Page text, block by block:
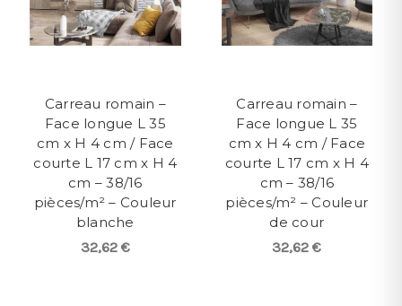
Carreau romain –
Face longue L 35
cm x H 4 cm / Face
courte L 17 cm x H 4
cm – 38/16
pièces/m² – Couleur
blanche
32,62 €
Carreau romain –
Face longue L 35
cm x H 4 cm / Face
courte L 17 cm x H 4
cm – 38/16
pièces/m² – Couleur
de cour
32,62 €